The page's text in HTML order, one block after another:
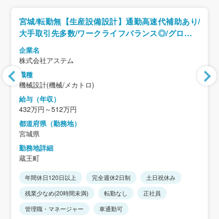
宮城/転勤無【生産設備設計】通勤高速代補助あり/
大手取引先多数/ワークライフバランス◎/グローバ
ル展開企業
企業名
株式会社アステム
職種
機械設計(機械/メカトロ)
給与（年収）
432万円～512万円
都道府県（勤務地）
宮城県
勤務地詳細
蔵王町
年間休日120日以上 完全週休2日制
土日祝休み
残業少なめ(20時間未満)
転勤なし
正社員
管理職・マネージャー
車通勤可